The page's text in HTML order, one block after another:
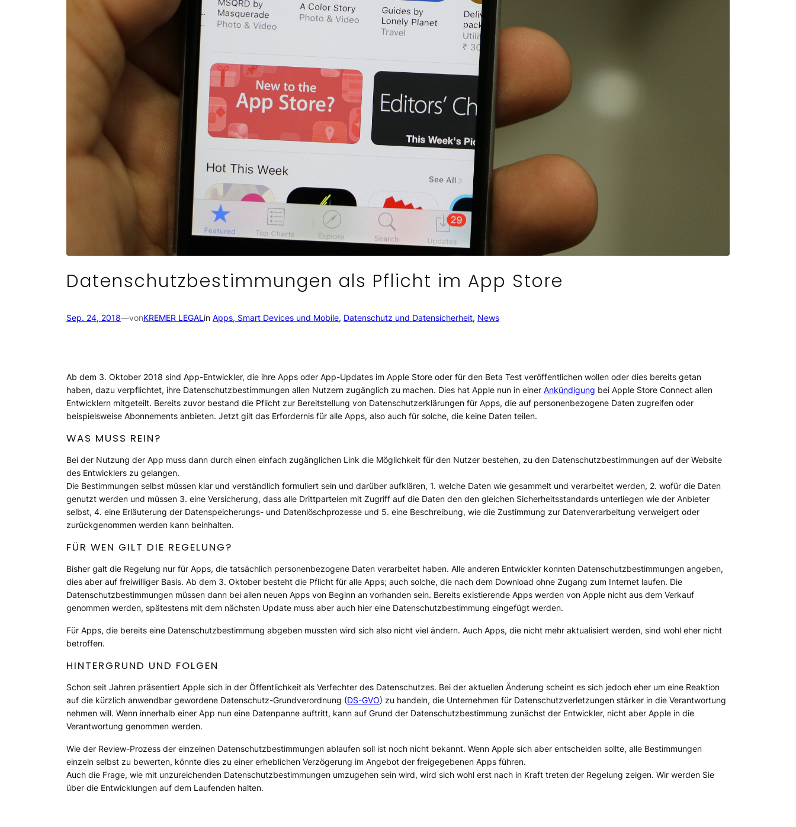
Datenschutzbestimmungen als Pflicht im App Store
Sep. 24, 2018—vonKREMER LEGALin Apps, Smart Devices und Mobile, Datenschutz und Datensicherheit, News
Ab dem 3. Oktober 2018 sind App-Entwickler, die ihre Apps oder App-Updates im Apple Store oder für den Beta Test veröffentlichen wollen oder dies bereits getan
haben, dazu verpflichtet, ihre Datenschutzbestimmungen allen Nutzern zugänglich zu machen. Dies hat Apple nun in einer Ankündigung bei Apple Store Connect allen
Entwicklern mitgeteilt. Bereits zuvor bestand die Pflicht zur Bereitstellung von Datenschutzerklärungen für Apps, die auf personenbezogene Daten zugreifen oder
beispielsweise Abonnements anbieten. Jetzt gilt das Erfordernis für alle Apps, also auch für solche, die keine Daten teilen.
WAS MUSS REIN?
Bei der Nutzung der App muss dann durch einen einfach zugänglichen Link die Möglichkeit für den Nutzer bestehen, zu den Datenschutzbestimmungen auf der Website
des Entwicklers zu gelangen.
Die Bestimmungen selbst müssen klar und verständlich formuliert sein und darüber aufklären, 1. welche Daten wie gesammelt und verarbeitet werden, 2. wofür die Daten
genutzt werden und müssen 3. eine Versicherung, dass alle Drittparteien mit Zugriff auf die Daten den den gleichen Sicherheitsstandards unterliegen wie der Anbieter
selbst, 4. eine Erläuterung der Datenspeicherungs- und Datenlöschprozesse und 5. eine Beschreibung, wie die Zustimmung zur Datenverarbeitung verweigert oder
zurückgenommen werden kann beinhalten.
FÜR WEN GILT DIE REGELUNG?
Bisher galt die Regelung nur für Apps, die tatsächlich personenbezogene Daten verarbeitet haben. Alle anderen Entwickler konnten Datenschutzbestimmungen angeben,
dies aber auf freiwilliger Basis. Ab dem 3. Oktober besteht die Pflicht für alle Apps; auch solche, die nach dem Download ohne Zugang zum Internet laufen. Die
Datenschutzbestimmungen müssen dann bei allen neuen Apps von Beginn an vorhanden sein. Bereits existierende Apps werden von Apple nicht aus dem Verkauf
genommen werden, spätestens mit dem nächsten Update muss aber auch hier eine Datenschutzbestimmung eingefügt werden.
Für Apps, die bereits eine Datenschutzbestimmung abgeben mussten wird sich also nicht viel ändern. Auch Apps, die nicht mehr aktualisiert werden, sind wohl eher nicht
betroffen.
HINTERGRUND UND FOLGEN
Schon seit Jahren präsentiert Apple sich in der Öffentlichkeit als Verfechter des Datenschutzes. Bei der aktuellen Änderung scheint es sich jedoch eher um eine Reaktion
auf die kürzlich anwendbar gewordene Datenschutz-Grundverordnung (DS-GVO) zu handeln, die Unternehmen für Datenschutzverletzungen stärker in die Verantwortung
nehmen will. Wenn innerhalb einer App nun eine Datenpanne auftritt, kann auf Grund der Datenschutzbestimmung zunächst der Entwickler, nicht aber Apple in die
Verantwortung genommen werden.
Wie der Review-Prozess der einzelnen Datenschutzbestimmungen ablaufen soll ist noch nicht bekannt. Wenn Apple sich aber entscheiden sollte, alle Bestimmungen
einzeln selbst zu bewerten, könnte dies zu einer erheblichen Verzögerung im Angebot der freigegebenen Apps führen.
Auch die Frage, wie mit unzureichenden Datenschutzbestimmungen umzugehen sein wird, wird sich wohl erst nach in Kraft treten der Regelung zeigen. Wir werden Sie
über die Entwicklungen auf dem Laufenden halten.